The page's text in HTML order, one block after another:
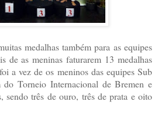
medalhas também para as equipes
de as meninas faturarem 13 medalhas
a vez de os meninos das equipes Sub
Torneio Internacional de Bremen e
sendo três de ouro, três de prata e oito